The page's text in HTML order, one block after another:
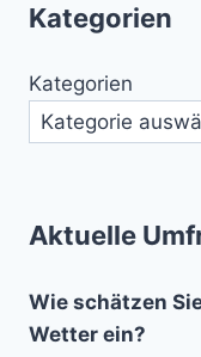
Kategorien
Kategorien
Aktuelle
Wie schätzen
Wetter ein?